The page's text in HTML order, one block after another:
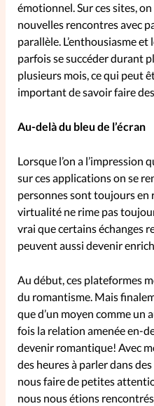
Faire un don
La Boutique
La Pause
À propos
La rédaction
Mon compte
Changement
Nous contacter
émotionnel. Sur ces sites,
nouvelles rencontres avec
parallèle. L’enthousiasme
parfois se succéder durant
plusieurs mois, ce qui peut
important de savoir faire
Au-delà du bleu de l’écran
Lorsque l’on a l’impression
sur ces applications on se
personnes sont toujours en
virtualité ne rime pas
vrai que certains échanges
peuvent aussi devenir
Au début, ces plateformes
du romantisme. Mais
que d’un moyen comme un
fois la relation amenée en-
devenir romantique! Avec
des heures à parler dans
nous faire de petites
nous nous étions